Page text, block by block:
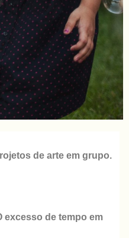
de arte em grupo.
excesso de tempo em